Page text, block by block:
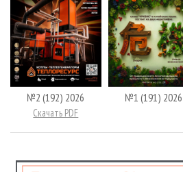
№2 (192) 2026
Скачать PDF
№1 (191) 2026